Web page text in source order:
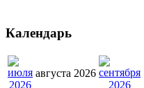
Календарь
августа 2026